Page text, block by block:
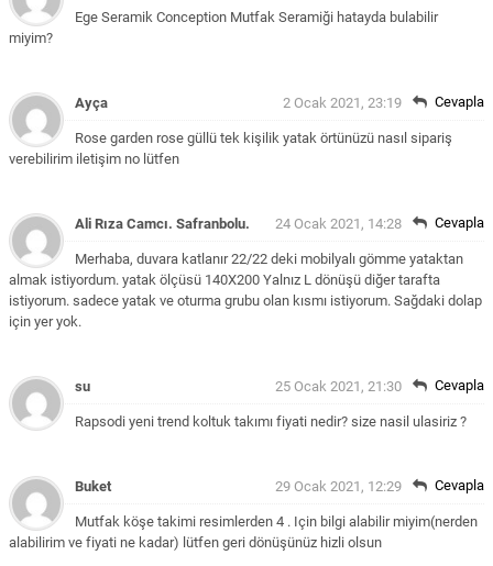
Ege Seramik Conception Mutfak Seramiği hatayda bulabilir
miyim?
Ayça 2 Ocak 2021, 23:19
Rose garden rose güllü tek kişilik yatak örtünüzü nasıl sipariş
verebilirim iletişim no lütfen
Cevapla
Ali Rıza Camcı. Safranbolu. 24 Ocak 2021, 14:28
Merhaba, duvara katlanır 22/22 deki mobilyalı gömme yataktan
almak istiyordum. yatak ölçüsü 140X200 Yalnız L dönüşü diğer tarafta
istiyorum. sadece yatak ve oturma grubu olan kısmı istiyorum. Sağdaki dolap
için yer yok.
Cevapla
su 25 Ocak 2021, 21:30
Rapsodi yeni trend koltuk takımı fiyati nedir? size nasil ulasiriz ?
Cevapla
Buket 29 Ocak 2021, 12:29
Mutfak köşe takimi resimlerden 4 . Için bilgi alabilir miyim(nerden
alabilirim ve fiyati ne kadar) lütfen geri dönüşünüz hizli olsun
Cevapla